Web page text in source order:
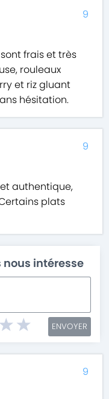
frais et très
rouleaux
et riz gluant
hésitation.
9
authentique,
plats
9
nous intéresse
ENVOYER
9